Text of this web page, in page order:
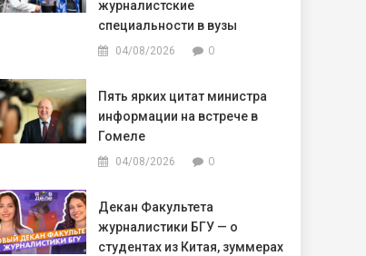
журналистские
специальности в вузы
04/08/2026 0
Пять ярких цитат министра
информации на встрече в
Гомеле
04/08/2026 0
Декан Факультета
журналистики БГУ — о
студентах из Китая, зуммерах